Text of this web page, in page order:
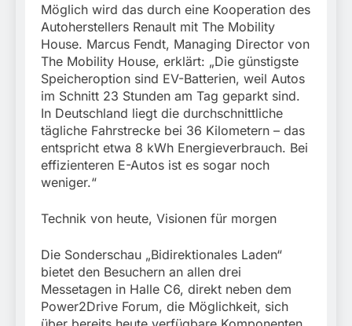
Möglich wird das durch eine Kooperation des
Autoherstellers Renault mit The Mobility
House. Marcus Fendt, Managing Director von
The Mobility House, erklärt: „Die günstigste
Speicheroption sind EV-Batterien, weil Autos
im Schnitt 23 Stunden am Tag geparkt sind.
In Deutschland liegt die durchschnittliche
tägliche Fahrstrecke bei 36 Kilometern – das
entspricht etwa 8 kWh Energieverbrauch. Bei
effizienteren E-Autos ist es sogar noch
weniger.“
Technik von heute, Visionen für morgen
Die Sonderschau „Bidirektionales Laden“
bietet den Besuchern an allen drei
Messetagen in Halle C6, direkt neben dem
Power2Drive Forum, die Möglichkeit, sich